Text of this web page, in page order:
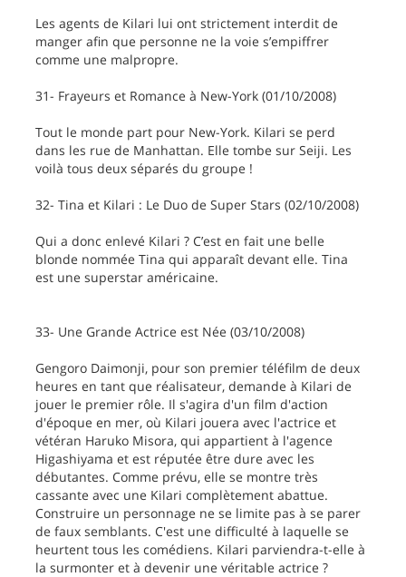
Les agents de Kilari lui ont strictement interdit de
manger afin que personne ne la voie s’empiffrer
comme une malpropre.
31- Frayeurs et Romance à New-York (01/10/2008)
Tout le monde part pour New-York. Kilari se perd
dans les rue de Manhattan. Elle tombe sur Seiji. Les
voilà tous deux séparés du groupe !
32- Tina et Kilari : Le Duo de Super Stars (02/10/2008)
Qui a donc enlevé Kilari ? C’est en fait une belle
blonde nommée Tina qui apparaît devant elle. Tina
est une superstar américaine.
33- Une Grande Actrice est Née (03/10/2008)
Gengoro Daimonji, pour son premier téléfilm de deux
heures en tant que réalisateur, demande à Kilari de
jouer le premier rôle. Il s'agira d'un film d'action
d'époque en mer, où Kilari jouera avec l'actrice et
vétéran Haruko Misora, qui appartient à l'agence
Higashiyama et est réputée être dure avec les
débutantes. Comme prévu, elle se montre très
cassante avec une Kilari complètement abattue.
Construire un personnage ne se limite pas à se parer
de faux semblants. C'est une difficulté à laquelle se
heurtent tous les comédiens. Kilari parviendra-t-elle à
la surmonter et à devenir une véritable actrice ?